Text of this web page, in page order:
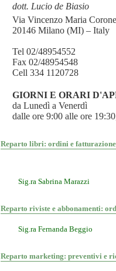
dott. Lucio de Biasio
Via Vincenzo Maria
20146 Milano (MI) – Italy
Tel 02/48954552
Fax 02/48954548
Cell 334 1120728
GIORNI E ORARI
da Lunedì a Venerdì
dalle ore 9:00 alle ore
Reparto libri: ordini e fatturazione
Sig.ra Sabrina Marazzi
Reparto riviste e abbonamenti:
Sig.ra Fernanda Beggio
Reparto marketing: preventivi e